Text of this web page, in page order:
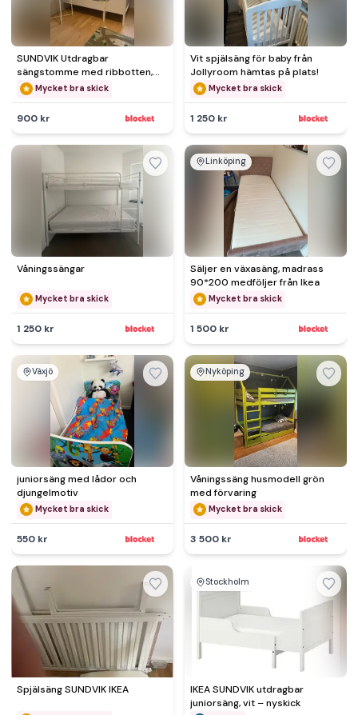
SUNDVIK Utdragbar
sängstomme med ribbotten,
vit, 80x200 cm
Mycket bra skick
900 kr
Vit spjälsäng för baby från
Jollyroom hämtas på plats!
Mycket bra skick
1 250 kr
Våningssängar
Mycket bra skick
1 250 kr
Linköping
Säljer en växasäng, madrass
90*200 medföljer från Ikea
Mycket bra skick
1 500 kr
Växjö
juniorsäng med lådor och
djungelmotiv
Mycket bra skick
550 kr
Nyköping
Våningssäng husmodell grön
med förvaring
Mycket bra skick
3 500 kr
Spjälsäng SUNDVIK IKEA
Stockholm
IKEA SUNDVIK utdragbar
juniorsäng, vit – nyskick